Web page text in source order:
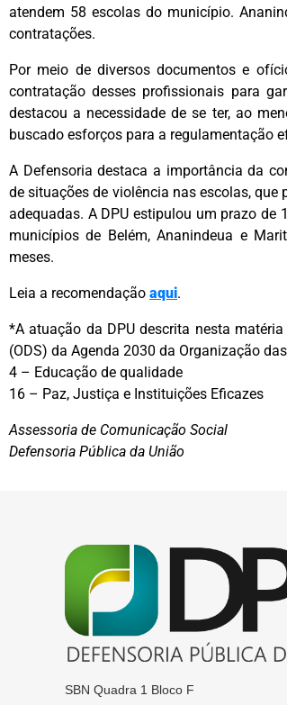
atendem 58 escolas do município.
contratações.
Por meio de diversos documentos e
contratação desses profissionais para
destacou a necessidade de se ter, ao
buscado esforços para a regulamentação
A Defensoria destaca a importância da
de situações de violência nas escolas,
adequadas. A DPU estipulou um prazo de
municípios de Belém, Ananindeua e
meses.
Leia a recomendação aqui.
*A atuação da DPU descrita nesta
(ODS) da Agenda 2030 da Organização
4 – Educação de qualidade
16 – Paz, Justiça e Instituições Eficazes
Assessoria de Comunicação Social
Defensoria Pública da União
SBN Quadra 1 Bloco F